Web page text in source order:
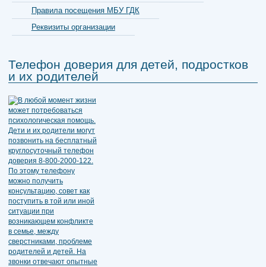
Правила посещения МБУ ГДК
Реквизиты организации
Телефон доверия для детей, подростков
и их родителей